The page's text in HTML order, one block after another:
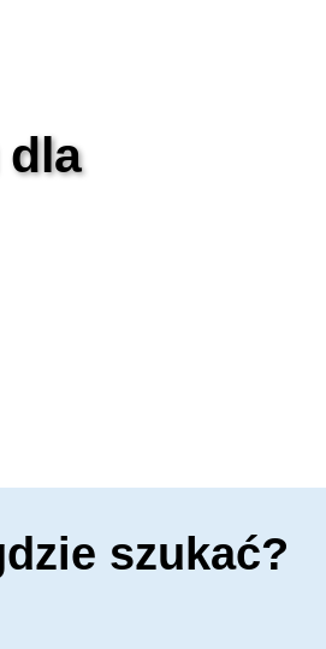
dla
szukać?